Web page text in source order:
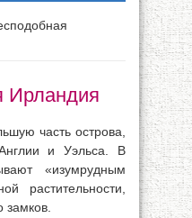
Ирландия
часть острова,
и Уэльса. В
«изумрудным
растительности,